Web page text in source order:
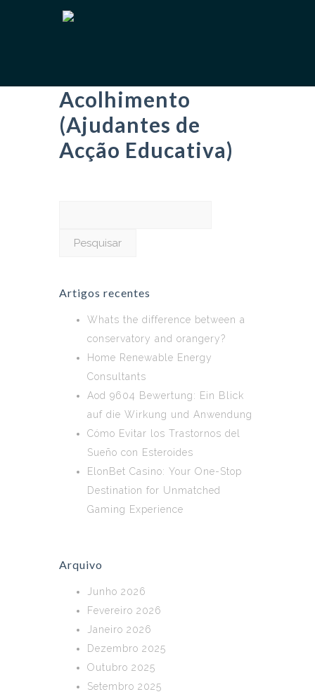
Acolhimento
(Ajudantes de
Acção Educativa)
Artigos recentes
Whats the difference between a
conservatory and orangery?
Home Renewable Energy
Consultants
Aod 9604 Bewertung: Ein Blick
auf die Wirkung und Anwendung
Cómo Evitar los Trastornos del
Sueño con Esteroides
ElonBet Casino: Your One-Stop
Destination for Unmatched
Gaming Experience
Arquivo
Junho 2026
Fevereiro 2026
Janeiro 2026
Dezembro 2025
Outubro 2025
Setembro 2025